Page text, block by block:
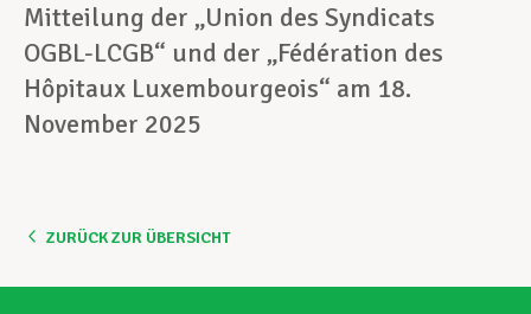
Mitteilung der „Union des Syndicats
OGBL-LCGB“ und der „Fédération des
Hôpitaux Luxembourgeois“ am 18.
November 2025
ZURÜCK ZUR ÜBERSICHT